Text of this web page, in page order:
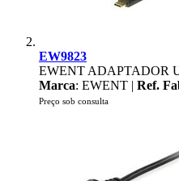
EW9823
EWENT ADAPTADOR
Marca: EWENT | Ref.
Preço sob consulta